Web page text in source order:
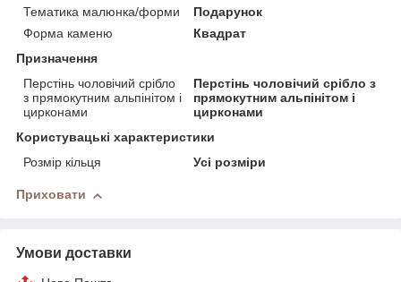
Тематика малюнка/форми
Подарунок
Форма каменю
Квадрат
Призначення
Перстінь чоловічий срібло
з прямокутним альпінітом і
цирконами
Перстінь чоловічий срібло з
прямокутним альпінітом і
цирконами
Користувацькi характеристики
Розмір кільця
Усі розміри
Приховати
Умови доставки